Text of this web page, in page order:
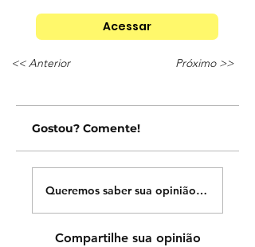
Acessar
<< Anterior Próximo >>
Gostou? Comente!
Queremos saber sua opinião sobre
Compartilhe sua opinião